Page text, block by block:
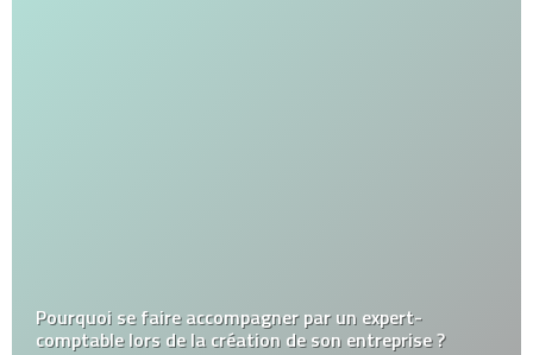
Pourquoi se faire accompagner par un expert-
comptable lors de la création de son entreprise ?